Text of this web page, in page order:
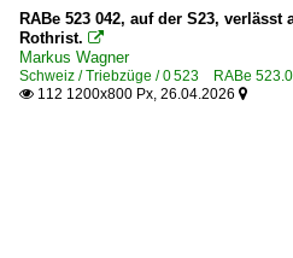
RABe 523 042, auf der S23, verlässt
Rothrist. 
Markus Wagner
Schweiz / Triebzüge / 0 523 RABe
 112 1200x800 Px, 26.04.2026 